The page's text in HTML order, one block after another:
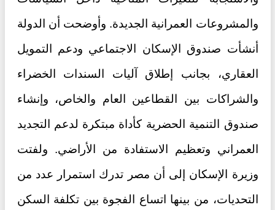
والمشروعات العمرانية الجديدة. وأوضحت أن الدولة
أنشأت صندوق الإسكان الاجتماعي ودعم التمويل
العقاري، بجانب إطلاق آليات السندات الخضراء
والشراكات بين القطاعين العام والخاص، وإنشاء
صندوق التنمية الحضرية كأداة مبتكرة لدعم التجديد
العمراني وتعظيم الاستفادة من الأراضي. ولفتت
وزيرة الإسكان إلى أن مصر تدرك استمرار عدد من
التحديات، من بينها اتساع الفجوة بين تكلفة السكن